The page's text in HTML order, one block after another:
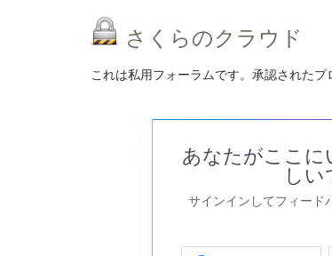
さくらのクラウド
これは私用フォーラムです。承認されたプ
あなたがここ
しい
サインインしてフィード